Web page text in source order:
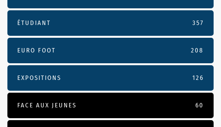
ÉTUDIANT 357
EURO FOOT 208
EXPOSITIONS 126
FACE AUX JEUNES 60